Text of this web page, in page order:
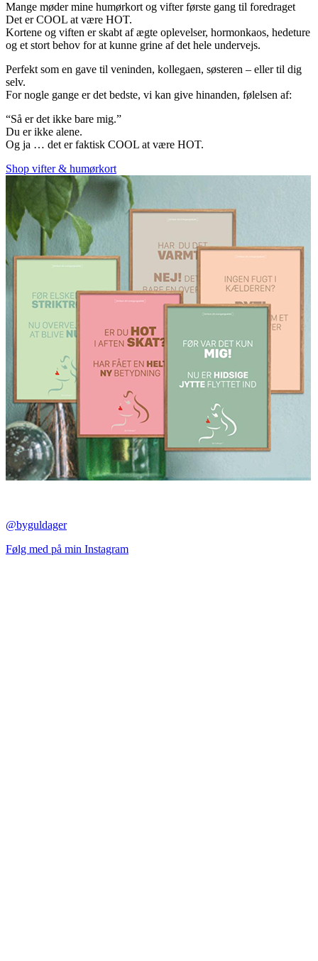
Mange møder mine humørkort og vifter første gang til foredraget
Det er COOL at være HOT.
Kortene og viften er skabt af ægte oplevelser, hormonkaos, hedeture
og et stort behov for at kunne grine af det hele undervejs.
Perfekt som en gave til veninden, kollegaen, søsteren – eller til dig
selv.
For nogle gange er det bedste, vi kan give hinanden, følelsen af:
“Så er det ikke bare mig.”
Du er ikke alene.
Og ja … det er faktisk COOL at være HOT.
Shop vifter & humørkort
@byguldager
Følg med på min Instagram